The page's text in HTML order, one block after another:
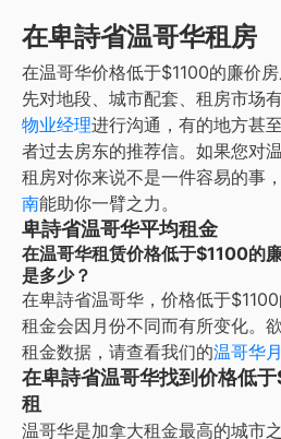
在卑詩省温哥华租房
在温哥华价格低于$1100的廉价
先对地段、城市配套、租房市场
物业经理进行沟通，有的地方甚
者过去房东的推荐信。如果您对
租房对你来说不是一件容易的事
南能助你一臂之力。
卑詩省温哥华平均租金
在温哥华租赁价格低于$1100的
是多少？
在卑詩省温哥华 ， 价格低于
租金会因月份不同而有所变化。
租金数据，请查看我们的温哥华
在卑詩省温哥华找到价格低
租
温哥华是加拿大租金最高的城市